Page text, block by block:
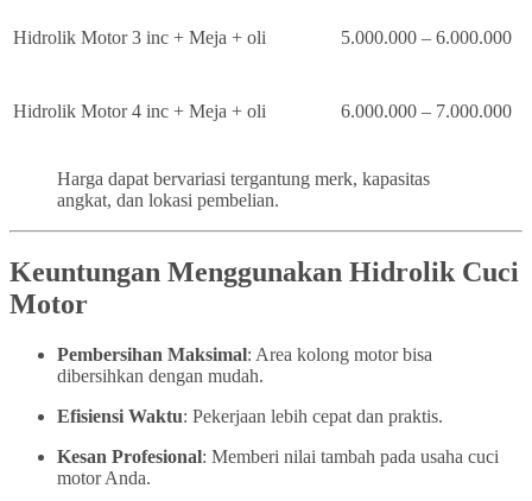
Hidrolik Motor 3 inc + Meja + oli 5.000.000 – 6.000.000
Hidrolik Motor 4 inc + Meja + oli 6.000.000 – 7.000.000
Harga dapat bervariasi tergantung merk, kapasitas
angkat, dan lokasi pembelian.
Keuntungan Menggunakan Hidrolik Cuci
Motor
Pembersihan Maksimal: Area kolong motor bisa
dibersihkan dengan mudah.
Efisiensi Waktu: Pekerjaan lebih cepat dan praktis.
Kesan Profesional: Memberi nilai tambah pada usaha cuci
motor Anda.